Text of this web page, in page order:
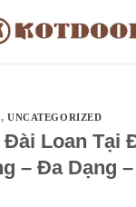
,UNCATEGORIZED
Loan Tại
– Đa Dạng